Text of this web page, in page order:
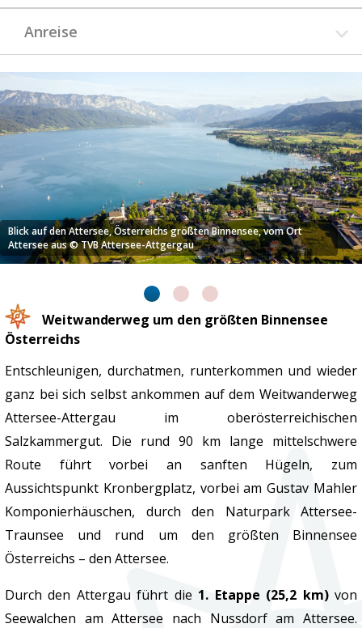
Anreise
Ort
Am Wanderweg in Nussdorf am Attersee © OÖ
Hochhauser
Weitwanderweg um den größten Binnensee
Österreichs
Entschleunigen, durchatmen, runterkommen und wieder
ganz bei sich selbst ankommen auf dem Weitwanderweg
Attersee-Attergau im oberösterreichischen
Salzkammergut. Die rund 90 km lange mittelschwere
Route führt vorbei an sanften Hügeln, zum
Aussichtspunkt Kronbergplatz, vorbei am Gustav Mahler
Komponierhäuschen, durch den Naturpark Attersee-
Traunsee und rund um den größten Binnensee
Österreichs – den Attersee.
Durch den Attergau führt die 1. Etappe (25,2 km)von
Seewalchen am Attersee nach Nussdorf am Attersee.